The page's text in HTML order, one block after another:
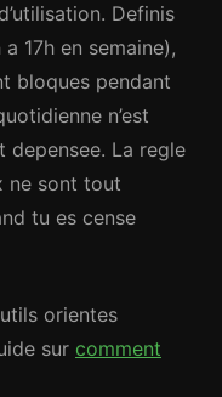
Definis
17h en semaine),
bloques pendant
n’est
depensee. La regle
ne sont tout
tu es cense
orientes
sur comment